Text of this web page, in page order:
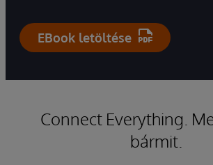
EBook letöltése
Connect Everything.
bármit.